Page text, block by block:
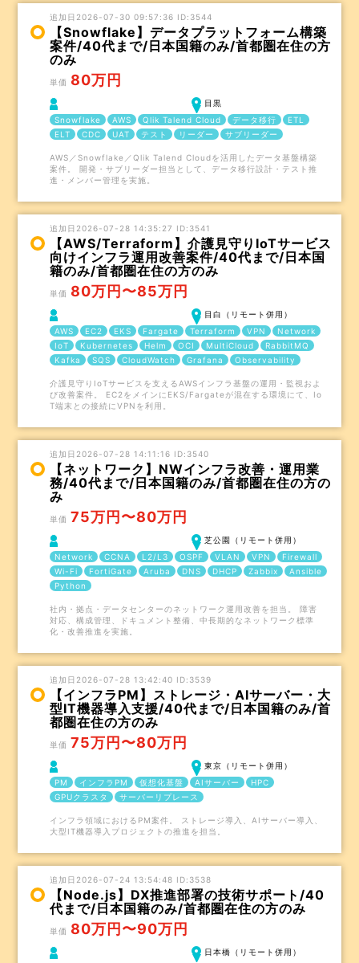
追加日2026-07-30 09:57:36 ID:3544
【Snowflake】データプラットフォーム構築
案件/40代まで/日本国籍のみ/首都圏在住の方
のみ
単価 80万円
目黒
Snowflake
AWS Qlik Talend Cloud データ移行
ETL
ELT
CDC UAT テスト リーダー サブリーダー
AWS／Snowflake／Qlik Talend Cloudを活用したデータ基盤構築
案件。 開発・サブリーダー担当として、データ移行設計・テスト推
進・メンバー管理を実施。
追加日2026-07-28 14:35:27 ID:3541
【AWS/Terraform】介護見守りIoTサービス
向けインフラ運用改善案件/40代まで/日本国
籍のみ/首都圏在住の方のみ
単価 80万円〜85万円
目白（リモート併用）
AWS
EC2 EKS Fargate Terraform VPN
Network
IoT
Kubernetes Helm OCI MultiCloud
RabbitMQ
Kafka
SQS CloudWatch Grafana Observability
介護見守りIoTサービスを支えるAWSインフラ基盤の運用・監視およ
び改善案件。 EC2をメインにEKS/Fargateが混在する環境にて、Io
T端末との接続にVPNを利用。
追加日2026-07-28 14:11:16 ID:3540
【ネットワーク】NWインフラ改善・運用業
務/40代まで/日本国籍のみ/首都圏在住の方の
み
単価 75万円〜80万円
芝公園（リモート併用）
Network
CCNA L2/L3 OSPF VLAN VPN
Firewall
Wi-Fi
FortiGate Aruba DNS DHCP Zabbix
Ansible
Python
社内・拠点・データセンターのネットワーク運用改善を担当。 障害
対応、構成管理、ドキュメント整備、中長期的なネットワーク標準
化・改善推進を実施。
追加日2026-07-28 13:42:40 ID:3539
【インフラPM】ストレージ・AIサーバー・大
型IT機器導入支援/40代まで/日本国籍のみ/首
都圏在住の方のみ
単価 75万円〜80万円
東京（リモート併用）
PM
インフラPM 仮想化基盤 AIサーバー
HPC
GPUクラスタ
サーバーリプレース
インフラ領域におけるPM案件。 ストレージ導入、AIサーバー導入、
大型IT機器導入プロジェクトの推進を担当。
追加日2026-07-24 13:54:48 ID:3538
【Node.js】DX推進部署の技術サポート/40
代まで/日本国籍のみ/首都圏在住の方のみ
単価 80万円〜90万円
日本橋（リモート併用）